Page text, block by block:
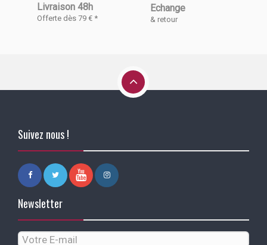
Livraison 48h
Offerte dès 79 € *
Echange
& retour
Suivez nous !
Newsletter